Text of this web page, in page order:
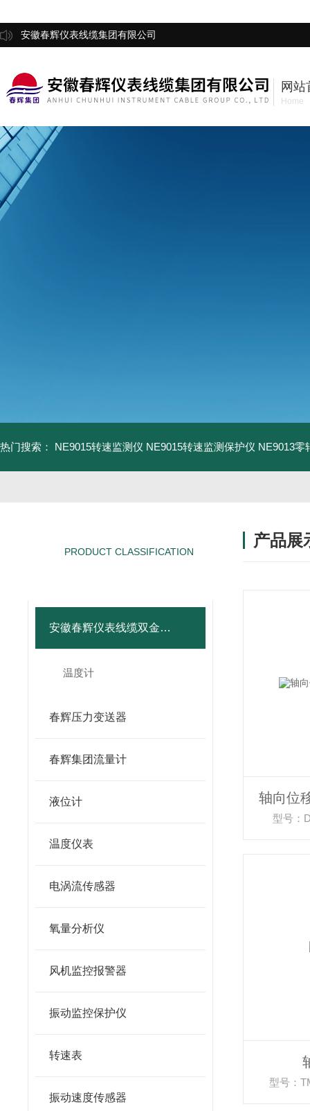
安徽春辉仪表线缆集团有限公司
网站
Home
热门搜索： NE9015转速监测仪 NE9015转速监测保护仪 NE9013零
PRODUCT CLASSIFICATION
安徽春辉仪表线缆双金属温度计
温度计
春辉压力变送器
春辉集团流量计
液位计
温度仪表
电涡流传感器
氧量分析仪
风机监控报警器
振动监控保护仪
转速表
振动速度传感器
产品展
轴向位
型号：
型号：